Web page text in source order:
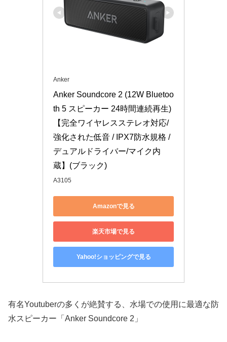
Anker
Anker Soundcore 2 (12W Bluetoo
th 5 スピーカー 24時間連続再生)
【完全ワイヤレスステレオ対応/
強化された低音 / IPX7防水規格 /
デュアルドライバー/マイク内
蔵】(ブラック)
A3105
Amazonで見る
楽天市場で見る
Yahoo!ショッピングで見る
有名Youtuberの多くが絶賛する、水場での使用に最適な防
水スピーカー「Anker Soundcore 2」